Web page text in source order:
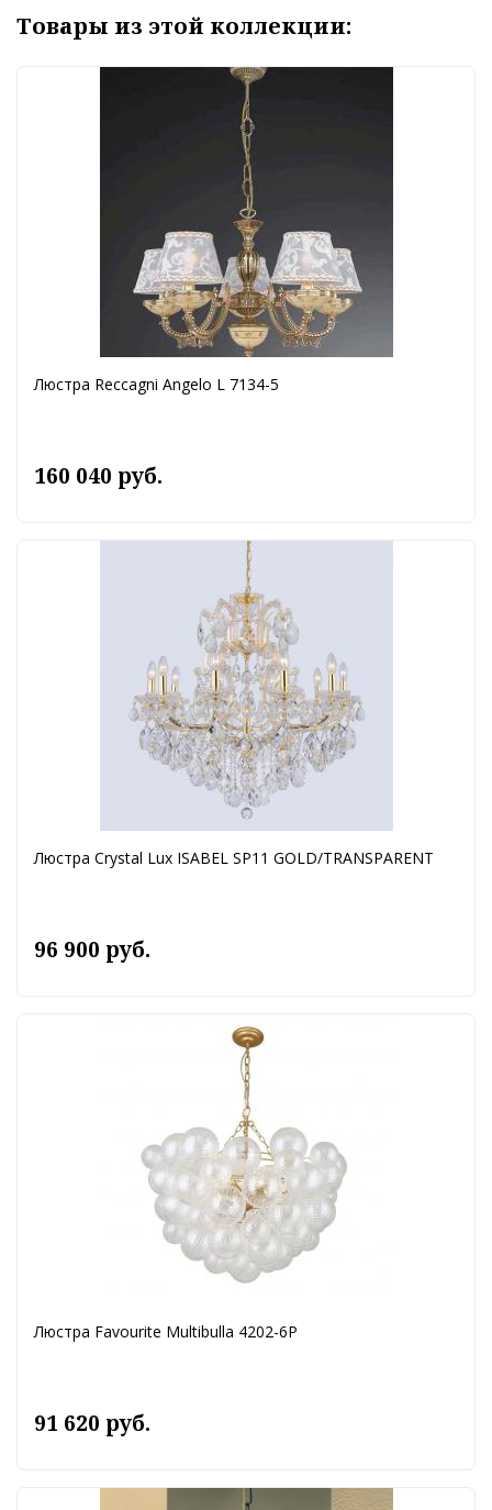
Товары из этой коллекции:
Люстра Reccagni Angelo L 7134-5
160 040 руб.
Люстра Crystal Lux ISABEL SP11 GOLD/TRANSPARENT
96 900 руб.
Люстра Favourite Multibulla 4202-6P
91 620 руб.